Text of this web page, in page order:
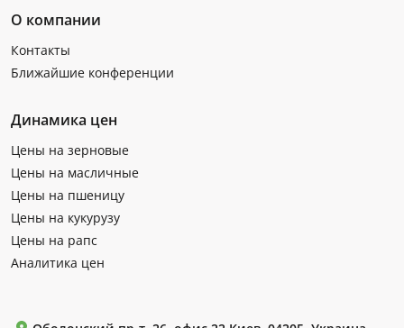
О компании
Контакты
Ближайшие конференции
Динамика цен
Цены на зерновые
Цены на масличные
Цены на пшеницу
Цены на кукурузу
Цены на рапс
Аналитика цен